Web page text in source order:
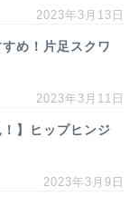
2023年3月13日
め！片足スクワ
2023年3月11日
】ヒップヒンジ
2023年3月9日